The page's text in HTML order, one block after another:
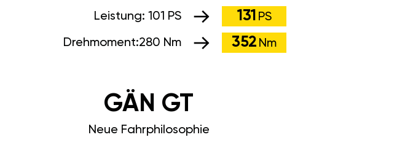
Leistung: 101 PS 131 PS
Drehmoment:280 Nm 352 Nm
GÄN GT
Neue Fahrphilosophie